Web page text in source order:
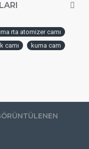
rta atomizer camı
camı
kuma cam